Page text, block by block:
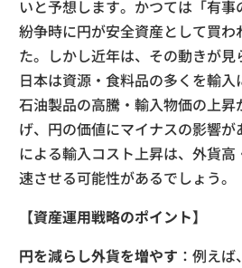
いと予想します。かつては「有事
紛争時に円が安全資産として買わ
た。しかし近年は、その動きが見
日本は資源・食料品の多くを輸
石油製品の高騰・輸入物価の上
げ、円の価値にマイナスの影響
による輸入コスト上昇は、外貨
速させる可能性があるでしょう。
【資産運用戦略のポイント】
円を減らし外貨を増やす ：例え